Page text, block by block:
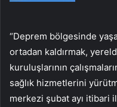
“Deprem bölgesinde
ortadan kaldırmak,
kuruluşlarının
sağlık hizmetlerini
merkezi şubat ayı itibari